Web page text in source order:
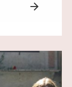
arrow_forward